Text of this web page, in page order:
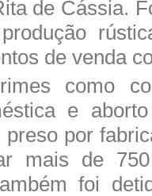
de Cássia.
de venda
como
e
por
mais de
foi